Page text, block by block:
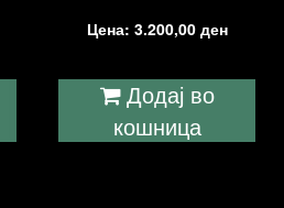
Цена: 3.200,00 ден
Додај во
кошница